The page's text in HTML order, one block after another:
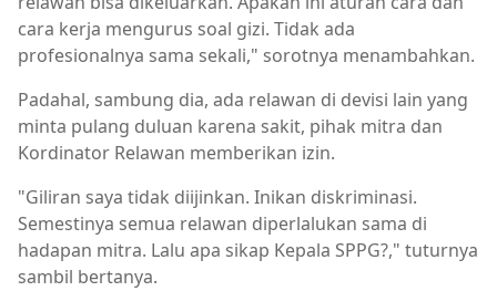
cara kerja mengurus soal gizi. Tidak ada
profesionalnya sama sekali," sorotnya menambahkan.
Padahal, sambung dia, ada relawan di devisi lain yang
minta pulang duluan karena sakit, pihak mitra dan
Kordinator Relawan memberikan izin.
"Giliran saya tidak diijinkan. Inikan diskriminasi.
Semestinya semua relawan diperlalukan sama di
hadapan mitra. Lalu apa sikap Kepala SPPG?," tuturnya
sambil bertanya.